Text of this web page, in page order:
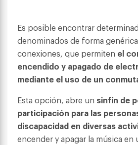
Es posible encontrar
denominados de forma
conexiones, que permiten el
encendido y apagado de
mediante el uso de un
Esta opción, abre un sinfín de
participación para las
discapacidad en diversas
encender y apagar la música en